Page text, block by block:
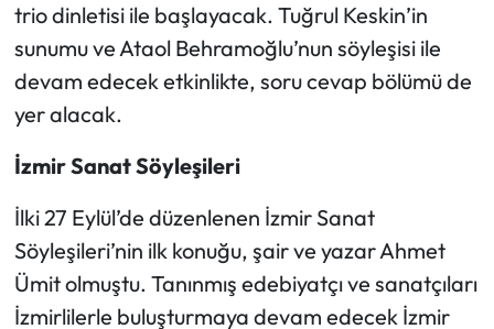
trio dinletisi ile başlayacak. Tuğrul Keskin’in
sunumu ve Ataol Behramoğlu’nun söyleşisi ile
devam edecek etkinlikte, soru cevap bölümü de
yer alacak.
İzmir Sanat Söyleşileri
İlki 27 Eylül’de düzenlenen İzmir Sanat
Söyleşileri’nin ilk konuğu, şair ve yazar Ahmet
Ümit olmuştu. Tanınmış edebiyatçı ve sanatçıları
İzmirlilerle buluşturmaya devam edecek İzmir